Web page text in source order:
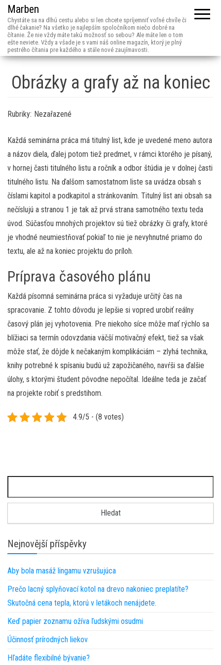
Marben
Chystáte sa na dlhú cestu alebo si len chcete spríjemniť voľné chvíle či
dlhé čakanie? Na všetko je najlepším spoločníkom niečo dobré na
čítanie. Že nie vždy máte takú možnosť so sebou? Ale máte len o tom
ešte neviete. Vždy a všade je s vami náš online magazín, ktorý je plný
pestrého čítania pre každého a stále nové zaujímavosti.
Obrázky a grafy až na koniec
Rubriky: Nezařazené
Každá seminárna práca má titulný list, kde je uvedené meno autora
a názov diela, ďalej potom tiež predmet, v rámci ktorého je písaný,
v hornej časti titulného listu a ročník a odbor štúdia je v dolnej časti
titulného listu. Na ďalšom samostatnom liste sa uvádza obsah s
číslami kapitol a podkapitol a stránkovaním. Titulný list ani obsah sa
nečíslujú a stranou 1 je tak až prvá strana samotného textu teda
úvod. Súčasťou mnohých projektov sú tiež obrázky či grafy, ktoré
je vhodné neumiestňovať pokiaľ to nie je nevyhnutné priamo do
textu, ale až na koniec projektu do príloh.
Príprava časového plánu
Každá písomná seminárna práca si vyžaduje určitý čas na
spracovanie. Z tohto dôvodu je lepšie si vopred urobiť reálny
časový plán jej vyhotovenia. Pre niekoho síce môže mať rýchlo sa
blížiaci sa termín odovzdania väčší motivačný efekt, tiež sa však
môže stať, že dôjde k nečakaným komplikáciám – zlyhá technika,
knihy potrebné k spísaniu budú už zapožičaného, ​​navŕši sa ďalšie
úlohy, s ktorými študent pôvodne nepočítal. Ideálne teda je začať
na projekte robiť s predstihom.
4.9/5 - (8 votes)
Nejnovější příspěvky
Aby bola masáž lingamu vzrušujúca
Prečo lacný splyňovací kotol na drevo nakoniec preplatíte?
Skutočná cena tepla, ktorú v letákoch nenájdete.
Keď papier zoznamu ožíva ľudskými osudmi
Účinnosť prírodných liekov
Hľadáte flexibilné bývanie?